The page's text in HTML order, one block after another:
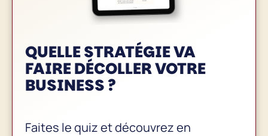
QUELLE STRATÉGIE VA
FAIREDÉCOLLER VOTRE
BUSINESS?
Faites le quiz et découvrez en